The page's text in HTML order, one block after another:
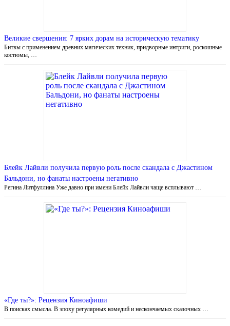
Великие свершения: 7 ярких дорам на историческую тематику
Битвы с применением древних магических техник, придворные интриги, роскошные
костюмы, …
Блейк Лайвли получила первую роль после скандала с Джастином
Бальдони, но фанаты настроены негативно
Регина Литфуллина Уже давно при имени Блейк Лайвли чаще всплывают …
«Где ты?»: Рецензия Киноафиши
В поисках смысла. В эпоху регулярных комедий и нескончаемых сказочных …